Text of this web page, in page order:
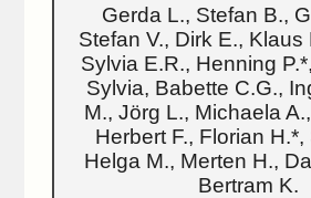
Gerda L., Stefan B.,
Stefan V., Dirk E., Klaus
Sylvia E.R., Henning
Sylvia, Babette C.G.,
M., Jörg L., Michaela
Herbert F., Florian H.*,
Helga M., Merten H.,
Bertram K.